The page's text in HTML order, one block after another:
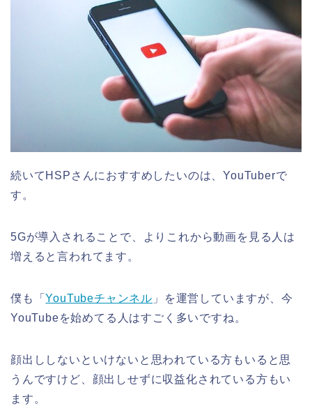
続いてHSPさんにおすすめしたいのは、YouTuberで
す。
5Gが導入されることで、よりこれから動画を見る人は
増えると言われてます。
僕も「YouTubeチャンネル 」を運営していますが、今
YouTubeを始めてる人はすごく多いですね。
顔出ししないといけないと思われている方もいると思
うんですけど、顔出しせずに収益化されている方もい
ます。